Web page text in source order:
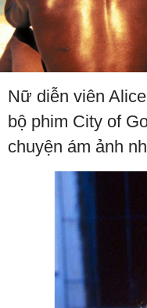
Nữ diễn viên
bộ phim City of
chuyện ám ảnh